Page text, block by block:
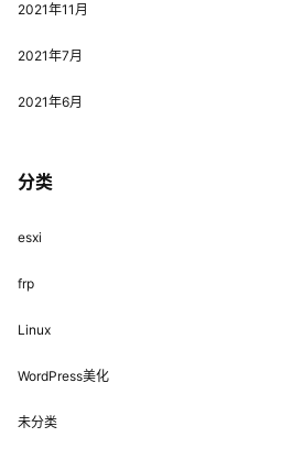
2021年11月
2021年7月
2021年6月
分类
esxi
frp
Linux
WordPress美化
未分类